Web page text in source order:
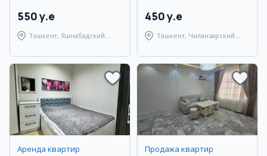
550 y.e
Ташкент, Яшнабадский
450 y.e
Ташкент, Чиланзарский
Аренда квартир Продажа квартир